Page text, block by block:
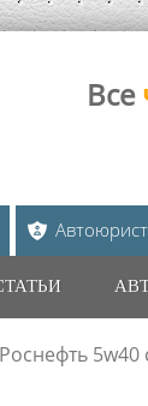
Все
Автоюрист
5w40